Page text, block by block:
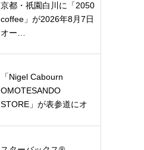
京都・祇園白川に「2050
coffee」が2026年8月7日
オー…
「Nigel Cabourn
OMOTESANDO
STORE」が表参道にオ